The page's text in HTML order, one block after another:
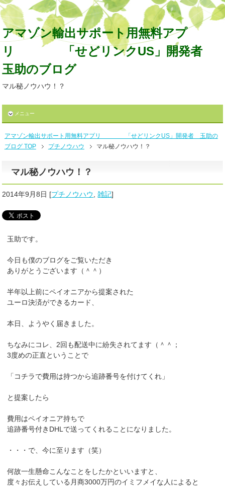
アマゾン輸出サポート用無料アプ
リ 「せどリンクUS」開発者
玉助のブログ
マル秘ノウハウ！？
メニュー
アマゾン輸出サポート用無料アプリ 「せどリンクUS」開発者 玉助の
ブログ TOP
プチノウハウ マル秘ノウハウ！？
マル秘ノウハウ！？
2014年9月8日 [プチノウハウ ,雑記]
玉助です。
今日も僕のブログをご覧いただき
ありがとうございます（＾＾）
半年以上前にペイオニアから提案された
ユーロ決済ができるカード、
本日、ようやく届きました。
ちなみにコレ、2回も配送中に紛失されてます（＾＾；
3度めの正直ということで
「コチラで費用は持つから追跡番号を付けてくれ」
と提案したら
費用はペイオニア持ちで
追跡番号付きDHLで送ってくれることになりました。
・・・で、今に至ります（笑）
何故一生懸命こんなことをしたかといいますと、
度々お伝えしている月商3000万円のイミフメイな人によると